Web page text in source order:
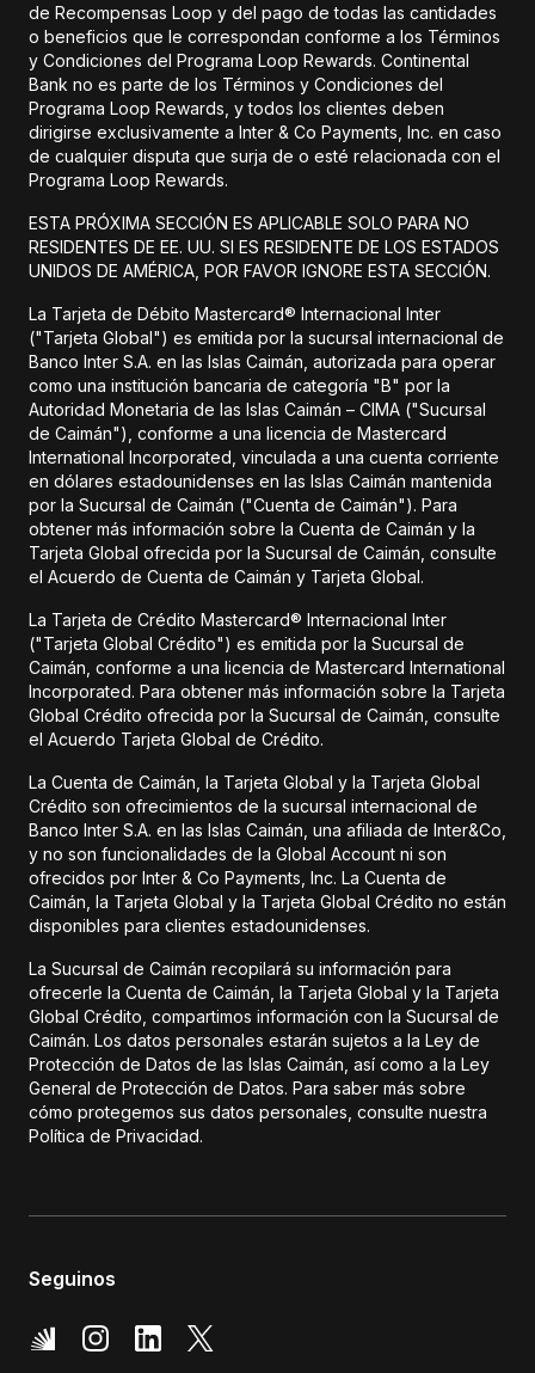
de Recompensas Loop y del pago de todas las cantidades
o beneficios que le correspondan conforme a los Términos
y Condiciones del Programa Loop Rewards. Continental
Bank no es parte de los Términos y Condiciones del
Programa Loop Rewards, y todos los clientes deben
dirigirse exclusivamente a Inter & Co Payments, Inc. en caso
de cualquier disputa que surja de o esté relacionada con el
Programa Loop Rewards.
ESTA PRÓXIMA SECCIÓN ES APLICABLE SOLO PARA NO
RESIDENTES DE EE. UU. SI ES RESIDENTE DE LOS ESTADOS
UNIDOS DE AMÉRICA, POR FAVOR IGNORE ESTA SECCIÓN.
La Tarjeta de Débito Mastercard® Internacional Inter
("Tarjeta Global") es emitida por la sucursal internacional de
Banco Inter S.A. en las Islas Caimán, autorizada para operar
como una institución bancaria de categoría "B" por la
Autoridad Monetaria de las Islas Caimán – CIMA ("Sucursal
de Caimán"), conforme a una licencia de Mastercard
International Incorporated, vinculada a una cuenta corriente
en dólares estadounidenses en las Islas Caimán mantenida
por la Sucursal de Caimán ("Cuenta de Caimán"). Para
obtener más información sobre la Cuenta de Caimán y la
Tarjeta Global ofrecida por la Sucursal de Caimán, consulte
el Acuerdo de Cuenta de Caimán y Tarjeta Global.
La Tarjeta de Crédito Mastercard® Internacional Inter
("Tarjeta Global Crédito") es emitida por la Sucursal de
Caimán, conforme a una licencia de Mastercard International
Incorporated. Para obtener más información sobre la Tarjeta
Global Crédito ofrecida por la Sucursal de Caimán, consulte
el Acuerdo Tarjeta Global de Crédito.
La Cuenta de Caimán, la Tarjeta Global y la Tarjeta Global
Crédito son ofrecimientos de la sucursal internacional de
Banco Inter S.A. en las Islas Caimán, una afiliada de Inter&Co,
y no son funcionalidades de la Global Account ni son
ofrecidos por Inter & Co Payments, Inc. La Cuenta de
Caimán, la Tarjeta Global y la Tarjeta Global Crédito no están
disponibles para clientes estadounidenses.
La Sucursal de Caimán recopilará su información para
ofrecerle la Cuenta de Caimán, la Tarjeta Global y la Tarjeta
Global Crédito, compartimos información con la Sucursal de
Caimán. Los datos personales estarán sujetos a la Ley de
Protección de Datos de las Islas Caimán, así como a la Ley
General de Protección de Datos. Para saber más sobre
cómo protegemos sus datos personales, consulte nuestra
Política de Privacidad.
Seguinos